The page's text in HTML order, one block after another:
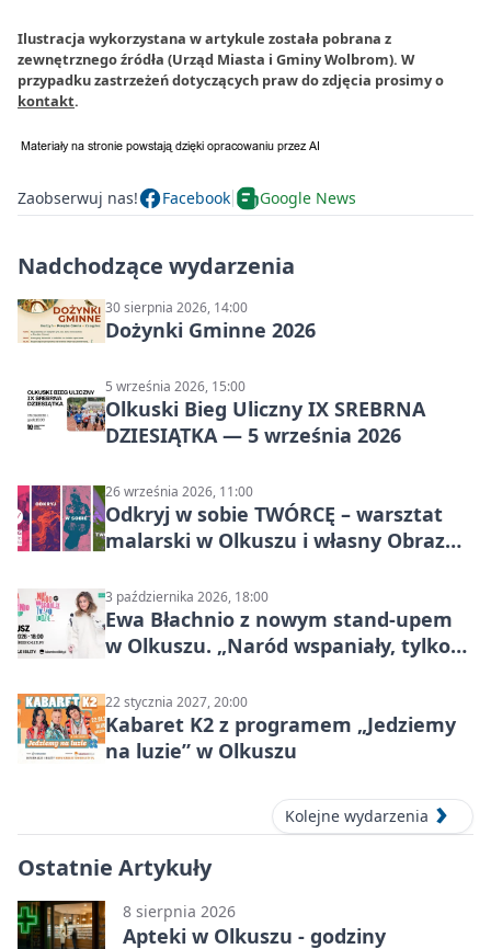
Ilustracja wykorzystana w artykule została pobrana z
zewnętrznego źródła (Urząd Miasta i Gminy Wolbrom). W
przypadku zastrzeżeń dotyczących praw do zdjęcia prosimy o
kontakt.
Zaobserwuj nas! Facebook Google News
Nadchodzące wydarzenia
30 sierpnia 2026, 14:00
Dożynki Gminne 2026
5 września 2026, 15:00
Olkuski Bieg Uliczny IX SREBRNA
DZIESIĄTKA — 5 września 2026
26 września 2026, 11:00
Odkryj w sobie TWÓRCĘ – warsztat
malarski w Olkuszu i własny Obraz
3 października 2026, 18:00
Ewa Błachnio z nowym stand-upem
w Olkuszu. „Naród wspaniały, tylko
22 stycznia 2027, 20:00
Kabaret K2 z programem „Jedziemy
na luzie” w Olkuszu
Kolejne wydarzenia
Ostatnie Artykuły
8 sierpnia 2026
Apteki w Olkuszu - godziny